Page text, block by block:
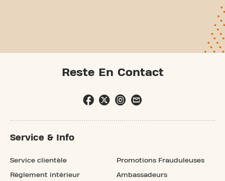
Reste En Contact
Service & Info
Service clientèle
Règlement intérieur
Promotions Frauduleuses
Ambassadeurs